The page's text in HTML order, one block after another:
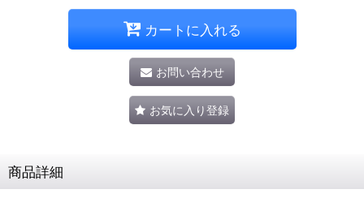
カートに入れる
お問い合わせ
お気に入り登録
商品詳細